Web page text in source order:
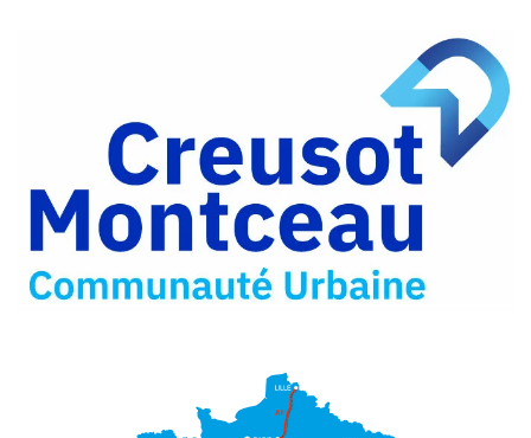
Facebook
Partager
Twitter
Partager
par
e-
mail